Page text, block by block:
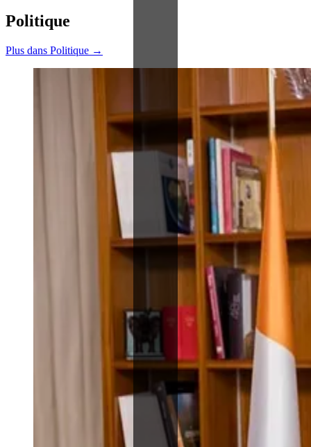
Politique
Plus dans Politique →